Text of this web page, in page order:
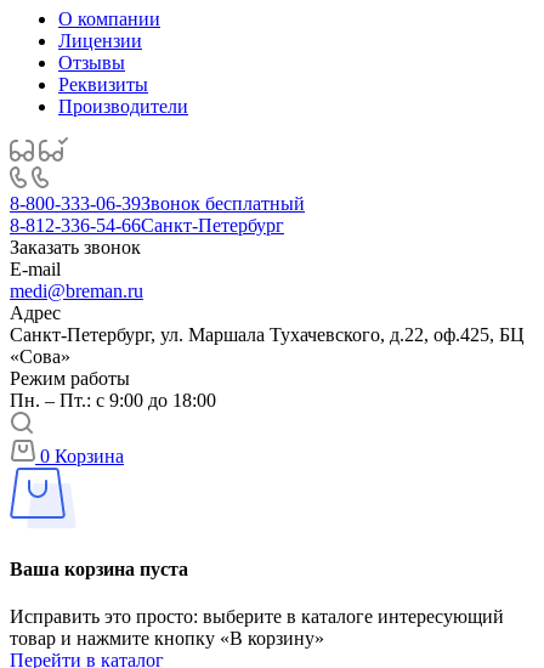
О компании
Лицензии
Отзывы
Реквизиты
Производители
8-800-333-06-39Звонок бесплатный
8-812-336-54-66Санкт-Петербург
Заказать звонок
E-mail
medi@breman.ru
Адрес
Санкт-Петербург, ул. Маршала Тухачевского, д.22, оф.425, БЦ
«Сова»
Режим работы
Пн. – Пт.: с 9:00 до 18:00
0 Корзина
Ваша корзина пуста
Исправить это просто: выберите в каталоге интересующий
товар и нажмите кнопку «В корзину»
Перейти в каталог